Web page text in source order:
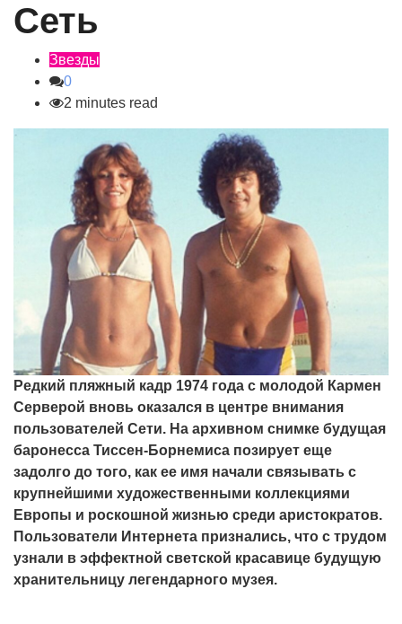
Сеть
Звезды
0
2 minutes read
Редкий пляжный кадр 1974 года с молодой Кармен
Серверой вновь оказался в центре внимания
пользователей Сети. На архивном снимке будущая
баронесса Тиссен-Борнемиса позирует еще
задолго до того, как ее имя начали связывать с
крупнейшими художественными коллекциями
Европы и роскошной жизнью среди аристократов.
Пользователи Интернета признались, что с трудом
узнали в эффектной светской красавице будущую
хранительницу легендарного музея.